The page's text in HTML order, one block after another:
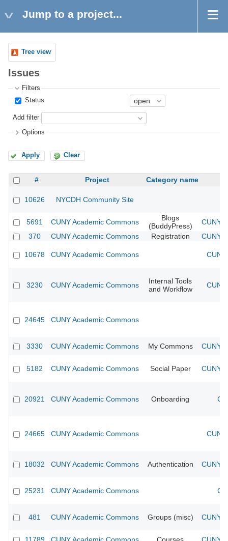
Jump to a project...
Tree view
Issues
Filters
Status
Add filter
Options
Apply Clear
# Project Category name
10626 NYCDH Community Site
5691 CUNY Academic Commons
Blogs
(BuddyPress)
CUNY
370
CUNY Academic Commons Registration CUNY
10678 CUNY Academic Commons
3230 CUNY Academic Commons
Internal Tools
and Workflow
24645 CUNY Academic Commons
3330 CUNY Academic Commons My Commons CUNY
5182 CUNY Academic Commons Social Paper CUNY
20921 CUNY Academic Commons Onboarding
24665 CUNY Academic Commons
18032 CUNY Academic Commons Authentication CUNY
25231 CUNY Academic Commons
481 CUNY Academic Commons Groups (misc) CUNY